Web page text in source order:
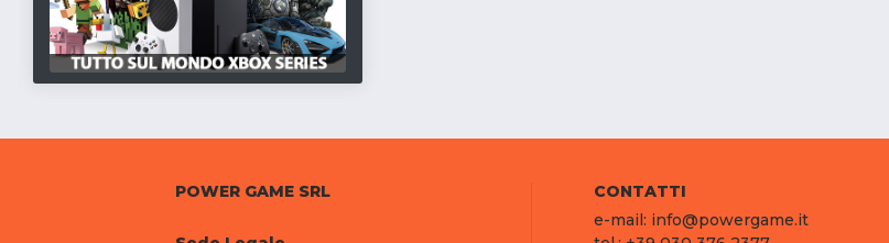
POWER GAME SRL
CONTATTI
e-mail: info@powergame.it